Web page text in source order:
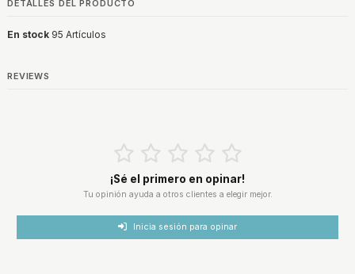
DETALLES DEL PRODUCTO
En stock 95 Artículos
REVIEWS
¡Sé el primero en opinar!
Tu opinión ayuda a otros clientes a elegir mejor.
Inicia sesión para opinar